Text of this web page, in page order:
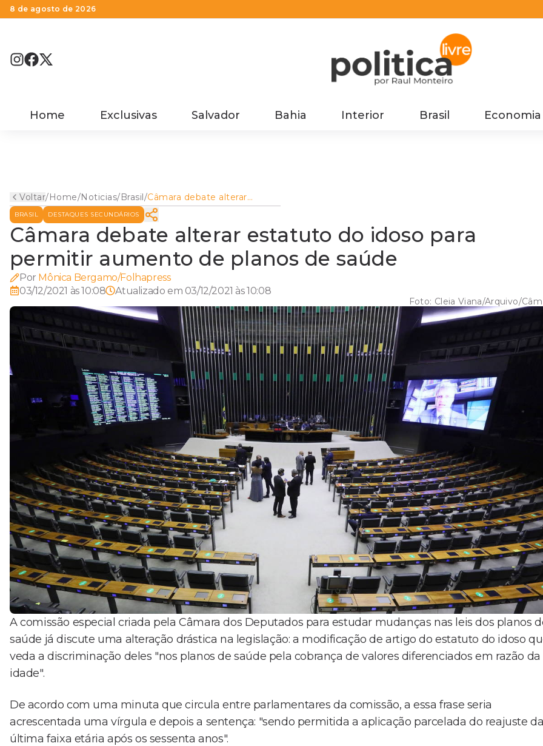
8 de agosto de 2026
Home Exclusivas Salvador Bahia Interior Brasil Economia
Voltar/Home/Noticias/Brasil/Câmara debate alterar
estatuto do idoso para
permitir aumento de planos
de saúde
BRASIL DESTAQUES SECUNDÁRIOS
Câmara debate alterar estatuto do idoso para
permitir aumento de planos de saúde
Por Mônica Bergamo/Folhapress
03/12/2021 às 10:08
Atualizado em 03/12/2021 às 10:08
Foto: Cleia Viana/Arquivo/
A comissão especial criada pela Câmara dos Deputados para estudar mudanças nas leis dos planos
saúde já discute uma alteração drástica na legislação: a modificação de artigo do estatuto do idoso
veda a discriminação deles "nos planos de saúde pela cobrança de valores diferenciados em razão da
idade".
De acordo com uma minuta que circula entre parlamentares da comissão, a essa frase seria
acrescentada uma vírgula e depois a sentença: "sendo permitida a aplicação parcelada do reajuste
última faixa etária após os sessenta anos".